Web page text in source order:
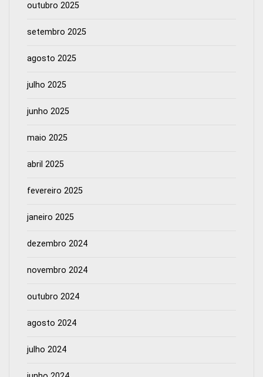
outubro 2025
setembro 2025
agosto 2025
julho 2025
junho 2025
maio 2025
abril 2025
fevereiro 2025
janeiro 2025
dezembro 2024
novembro 2024
outubro 2024
agosto 2024
julho 2024